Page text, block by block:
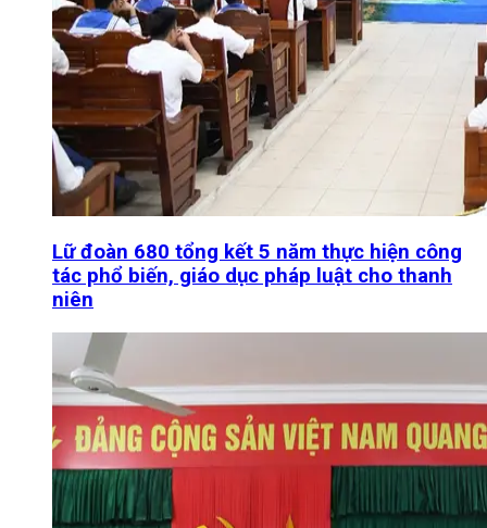
Lữ đoàn 680 tổng kết 5 năm thực hiện công
tác phổ biến, giáo dục pháp luật cho thanh
niên